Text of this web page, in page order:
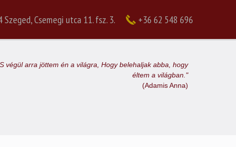
Szeged, Csemegi utca 11. fsz. 3. +36 62 548 696
végül arra jöttem én a világra, Hogy belehaljak abba, hogy
éltem a világban."
(Adamis Anna)